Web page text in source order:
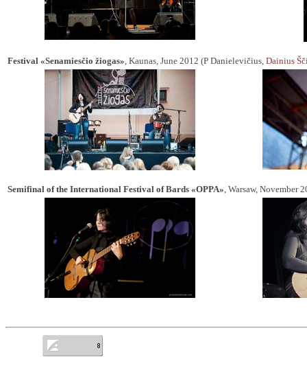
Festival «Senamiesčio žiogas», Kaunas, June 2012 (P Danielevičius, Dainius
Semifinal of the International Festival of Bards «OPPA», Warsaw, November